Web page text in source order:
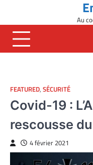
content
Au
FEATURED, SÉCURITÉ
Covid-19 :
rescousse
4 février 2021